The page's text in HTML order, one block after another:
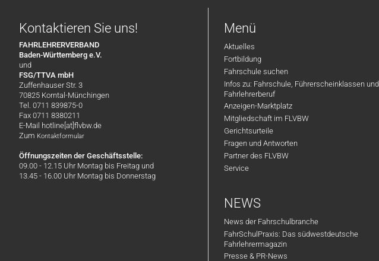
Kontaktieren Sie uns!
FAHRLEHRERVERBAND
Baden-Württemberg e.V.
und
FSG/TTVA mbH
Zuffenhauser Str. 3
70825 Korntal-Münchingen
Tel. 0711 839875-0
Fax 0711 8380211
E-Mail hotline[at]flvbw.de
Zum Kontaktformular
Öffnungszeiten der Geschäftsstelle:
09.00 - 12.15 Uhr Montag bis Freitag und
13.45 - 16.00 Uhr Montag bis Donnerstag
Menü
Aktuelles
Fortbildung
Fahrschule suchen
Infos zu: Fahrschule, Führerscheinklassen und
Fahrlehrerberuf
Anzeigen-Marktplatz
Mitgliedschaft im FLVBW
Gerichtsurteile
Fragen und Antworten
Partner des FLVBW
Service
NEWS
News der Fahrschulbranche
FahrSchulPraxis: Das südwestdeutsche
Fahrlehrermagazin
Presse & PR-News